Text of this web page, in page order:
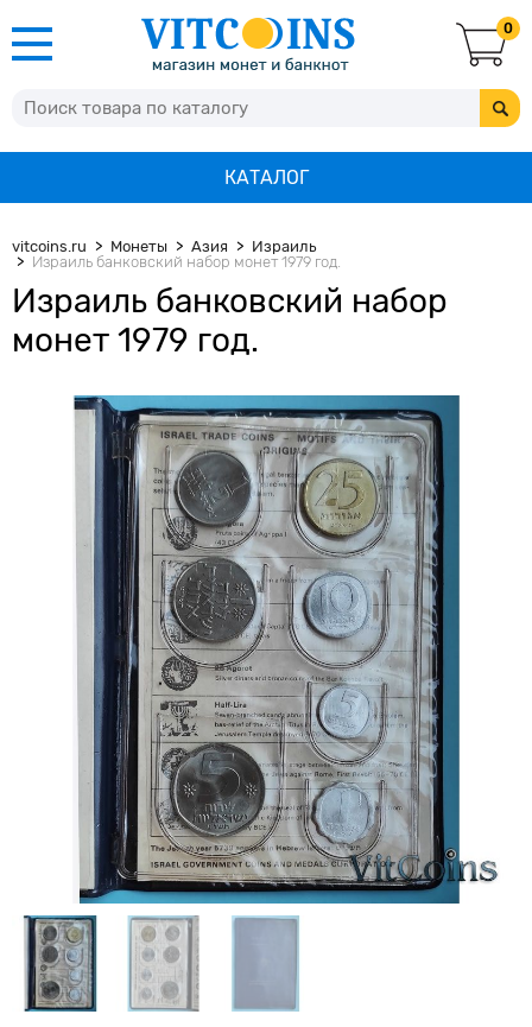
0
КАТАЛОГ
vitcoins.ru Монеты Азия
Израиль
Израиль банковский набор монет 1979 год.
Израиль банковский набор
монет 1979 год.